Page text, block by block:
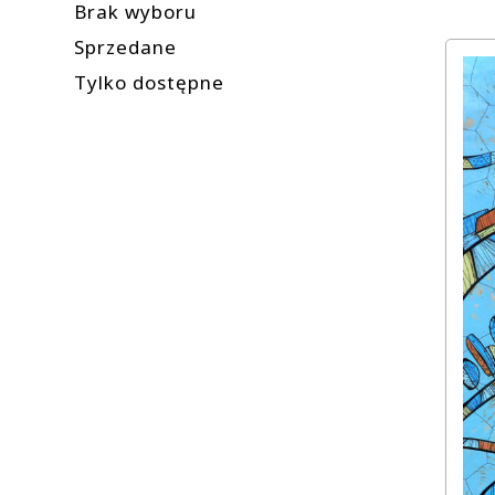
Brak wyboru
Sprzedane
Tylko dostępne